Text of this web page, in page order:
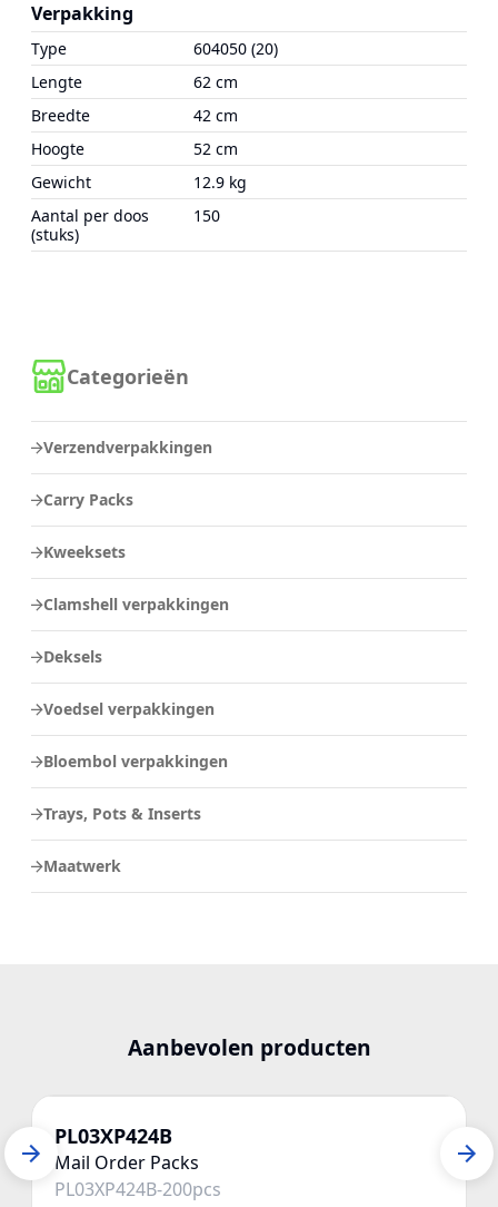
Categorieën
Verzendverpakkingen
Carry Packs
Kweeksets
Clamshell verpakkingen
Deksels
Voedsel verpakkingen
Bloembol verpakkingen
Trays, Pots & Inserts
Maatwerk
Verpakking
Type
604050 (20)
Lengte
62 cm
Breedte
42 cm
Hoogte
52 cm
Gewicht
12.9 kg
Aantal per doos
(stuks)
150
Aanbevolen producten
PL03XP424B
Mail Order Packs
PL03XP424B-200pcs